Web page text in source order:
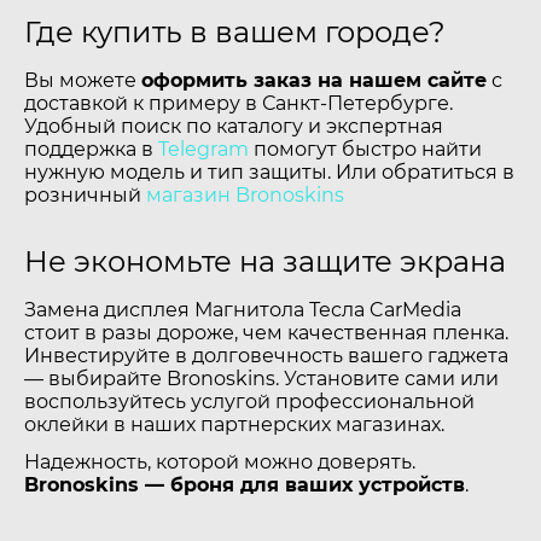
Где купить в вашем городе?
Вы можете оформить заказ на нашем сайте с
доставкой к примеру в Санкт-Петербурге.
Удобный поиск по каталогу и экспертная
поддержка в Telegram помогут быстро найти
нужную модель и тип защиты. Или обратиться в
розничный магазин Bronoskins
Не экономьте на защите экрана
Замена дисплея Магнитола Тесла CarMedia
стоит в разы дороже, чем качественная пленка.
Инвестируйте в долговечность вашего гаджета
— выбирайте Bronoskins. Установите сами или
воспользуйтесь услугой профессиональной
оклейки в наших партнерских магазинах.
Надежность, которой можно доверять.
Bronoskins — броня для ваших устройств.